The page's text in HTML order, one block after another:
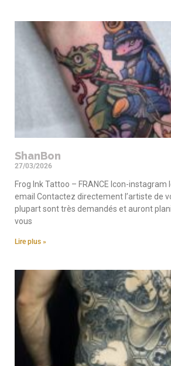
ShanBon
27/03/2026
Frog Ink Tattoo – FRANCE Icon-
email Contactez directement l’artiste de
plupart sont très demandés et auront
vous
Lire plus »